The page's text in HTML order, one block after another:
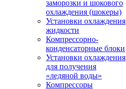
заморозки и шокового
охлаждения (шокеры)
Установки охлаждения
жидкости
Компрессорно-
конденсаторные блоки
Установки охлаждения
для получения
«ледяной воды»
Компрессоры